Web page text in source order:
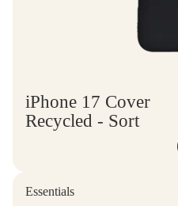
iPhone 17 Cover
Recycled - Sort
Essentials